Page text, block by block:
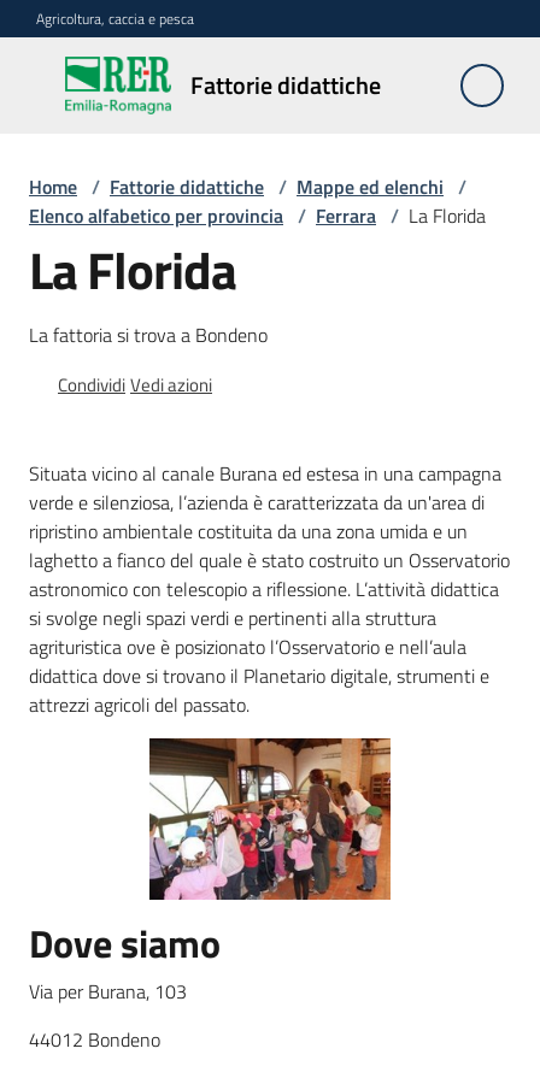
Vai al contenuto
Vai alla navigazione
Vai al footer
Agricoltura, caccia e pesca
Fattorie didattiche
Fattorie
didattiche
Trova
mappa
Menu selezionato
Requisiti
abilitanti
Agricoltura
in
cifre
Agricoltura,
caccia e
pesca
Argomenti
Novità
Home / Fattorie didattiche / Mappe ed elenchi /
Elenco alfabetico per provincia / Ferrara / La Florida
La Florida
La fattoria si trova a Bondeno
CondividiVedi azioni
Situata vicino al canale Burana ed estesa in una campagna
verde e silenziosa, l’azienda è caratterizzata da un'area di
ripristino ambientale costituita da una zona umida e un
laghetto a fianco del quale è stato costruito un Osservatorio
astronomico con telescopio a riflessione. L’attività didattica
si svolge negli spazi verdi e pertinenti alla struttura
agrituristica ove è posizionato l’Osservatorio e nell’aula
didattica dove si trovano il Planetario digitale, strumenti e
attrezzi agricoli del passato.
Dove siamo
Via per Burana, 103
44012 Bondeno